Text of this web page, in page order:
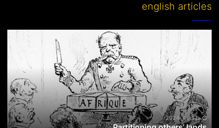
english articles
others’
جولای 4, 2024